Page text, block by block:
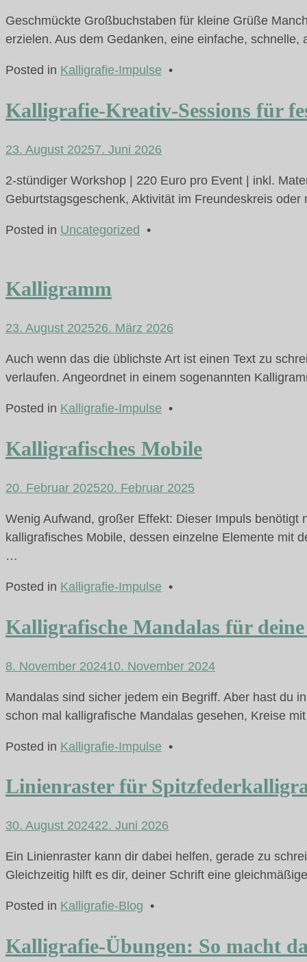
Geschmückte Großbuchstaben für kleine Grüße
erzielen. Aus dem Gedanken, eine einfache,
Posted in Kalligrafie-Impulse •
Kalligrafie-Kreativ-Sessions für
23. August 20257. Juni 2026
2-stündiger Workshop | 220 Euro pro Event | inkl.
Geburtstagsgeschenk, Aktivität im Freundeskreis
Posted in Uncategorized •
Kalligramm
23. August 202526. März 2026
Auch wenn das die üblichste Art ist einen Text zu
verlaufen. Angeordnet in einem sogenannten
Posted in Kalligrafie-Impulse •
Kalligrafisches Mobile
20. Februar 202520. Februar 2025
Wenig Aufwand, großer Effekt: Dieser Impuls
kalligrafisches Mobile, dessen einzelne Elemente mit
…
Posted in Kalligrafie-Impulse •
Kalligrafische Mandalas für
8. November 202410. November 2024
Mandalas sind sicher jedem ein Begriff. Aber hast du
schon mal kalligrafische Mandalas gesehen, Kreise
Posted in Kalligrafie-Impulse •
Linienraster für
30. August 202422. Juni 2026
Ein Linienraster kann dir dabei helfen, gerade zu
Gleichzeitig hilft es dir, deiner Schrift eine
Posted in Kalligrafie-Blog •
Kalligrafie-Übungen: So macht